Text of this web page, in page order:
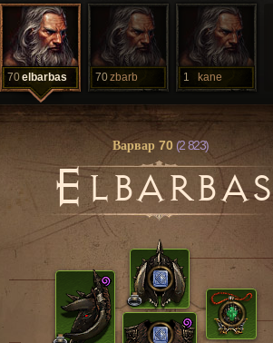
70elbarbas 70zbarb 1 kane
Варвар 70(2 823)
ELBARBAS